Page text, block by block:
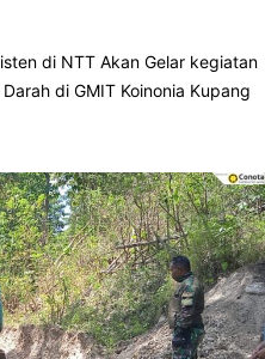
di NTT Akan Gelar kegiatan
di GMIT Koinonia Kupang